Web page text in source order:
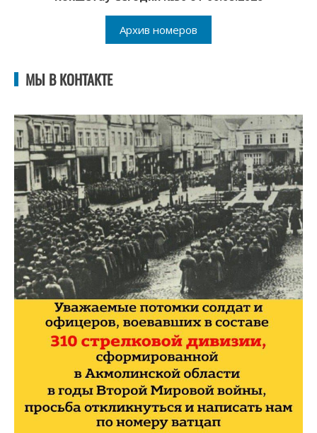
Архив номеров
МЫ В КОНТАКТЕ